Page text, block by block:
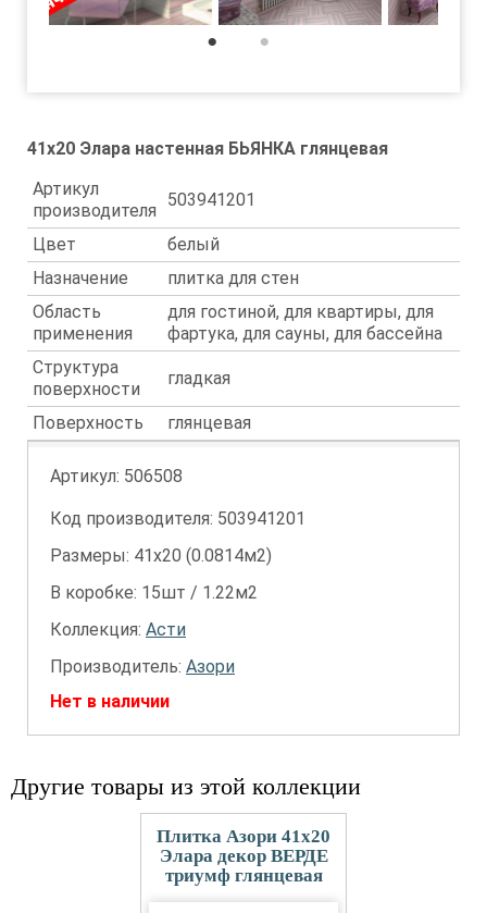
41x20 Элара настенная БЬЯНКА глянцевая
Артикул
производителя
503941201
Цвет
белый
Назначение
плитка для стен
Область
применения
для гостиной, для квартиры, для
фартука, для сауны, для бассейна
Структура
поверхности
гладкая
Поверхность глянцевая
Артикул: 506508
Код производителя: 503941201
Размеры: 41х20 (0.0814м2)
В коробке: 15шт / 1.22м2
Коллекция: Асти
Производитель: Азори
Нет в наличии
Другие товары из этой коллекции
Плитка Азори 41x20
Элара декор ВЕРДЕ
триумф глянцевая